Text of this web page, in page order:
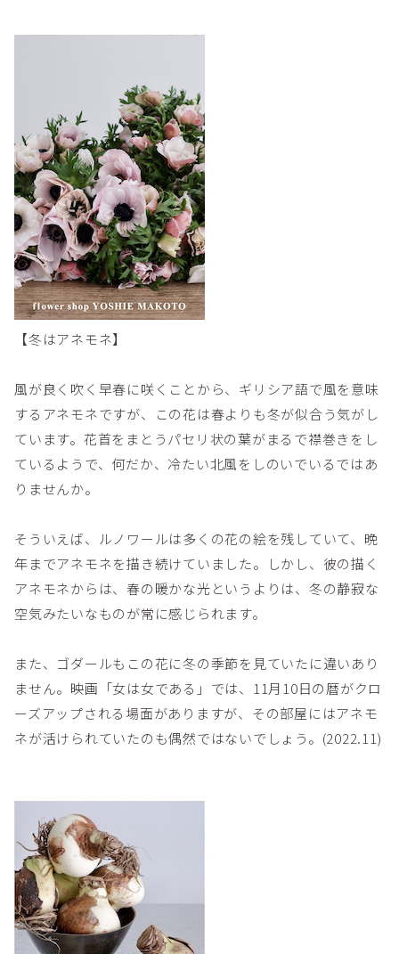
【冬はアネモネ】
風が良く吹く早春に咲くことから、ギリシア語で風を意味
するアネモネですが、この花は春よりも冬が似合う気がし
ています。花首をまとうパセリ状の葉がまるで襟巻きをし
ているようで、何だか、冷たい北風をしのいでいるではあ
りませんか。
そういえば、ルノワールは多くの花の絵を残していて、晩
年までアネモネを描き続けていました。しかし、彼の描く
アネモネからは、春の暖かな光というよりは、冬の静寂な
空気みたいなものが常に感じられます。
また、ゴダールもこの花に冬の季節を見ていたに違いあり
ません。映画「女は女である」では、11月10日の暦がクロ
ーズアップされる場面がありますが、その部屋にはアネモ
ネが活けられていたのも偶然ではないでしょう。(2022.11)